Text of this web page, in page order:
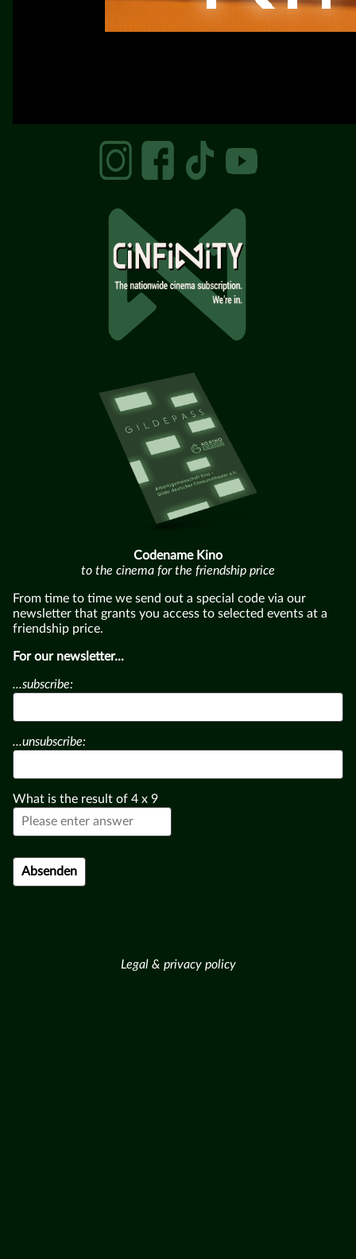
Codename Kino
to the cinema for the friendship price
From time to time we send out a special code via our
newsletter that grants you access to selected events at a
friendship price.
For our newsletter...
...subscribe:
...unsubscribe:
What is the result of 4 x 9
Legal & privacy policy